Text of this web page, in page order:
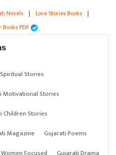
Novels | Love Stories Books |
PDF
Stories
Motivational Stories
Children Stories
Magazine
Gujarati Poems